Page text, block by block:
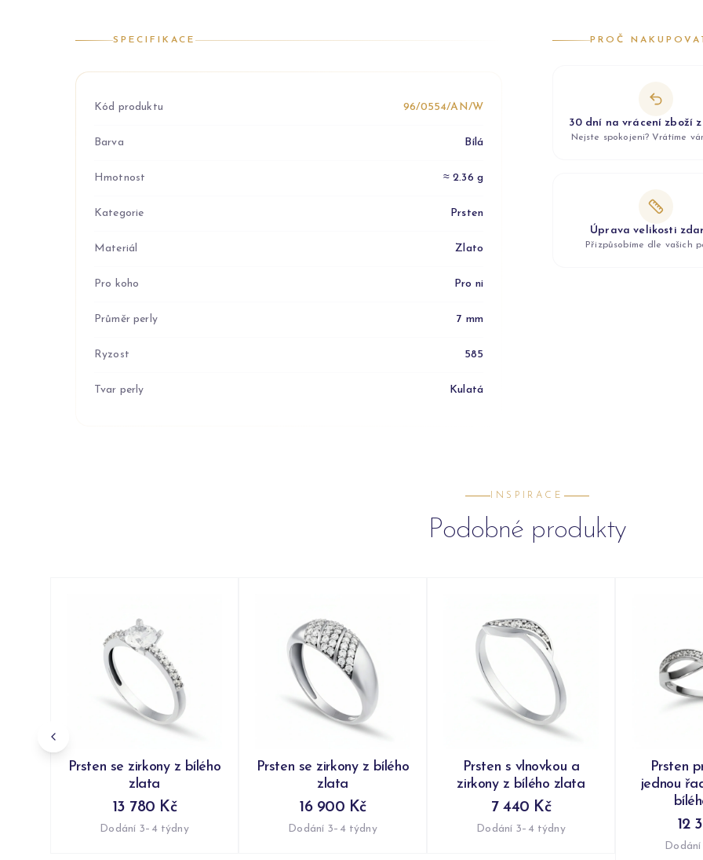
SPECIFIKACE
Kód produktu 96/0554/AN/W
Barva Bílá
Hmotnost ≈ 2.36 g
Kategorie Prsten
Materiál Zlato
Pro koho Pro ni
Průměr perly 7 mm
Ryzost 585
Tvar perly Kulatá
PROČ
30 dní na vrácení zboží z
Nejste spokojeni? Vrátíme
Úprava velikosti
Přizpůsobíme dle vašich
INSPIRACE
Podobné produkty
Prsten se zirkony z bílého
zlata
13 780 Kč
Dodání 3–4 týdny
Prsten se zirkony z bílého
zlata
16 900 Kč
Dodání 3–4 týdny
Prsten s vlnovkou a
zirkony z bílého zlata
7 440 Kč
Dodání 3–4 týdny
Prsten
jednou
12